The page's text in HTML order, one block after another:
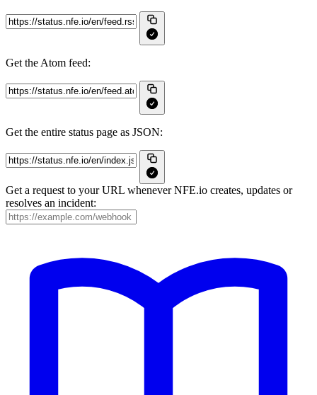
Get the Atom feed:
Get the entire status page as JSON:
Get a request to your URL whenever NFE.io creates, updates or
resolves an incident: